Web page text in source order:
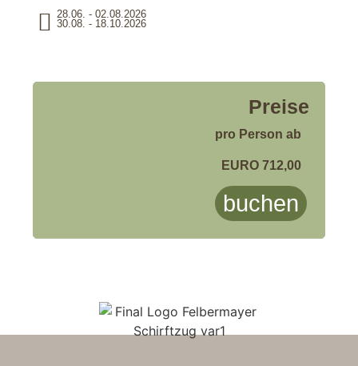
28.06. - 02.08.2026
30.08. - 18.10.2026
Preise
pro Person ab
EURO 712,00
buchen